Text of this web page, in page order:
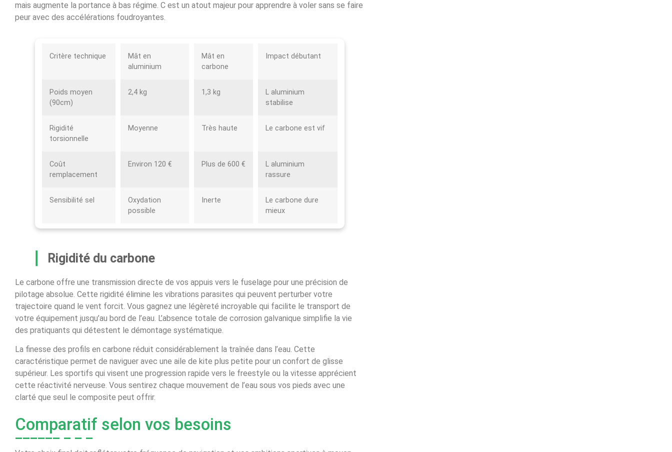
mais augmente la portance à bas régime. C est un atout majeur pour apprendre à voler sans se faire
peur avec des accélérations foudroyantes.
Critère technique
Mât en
aluminium
Mât en
carbone
Impact débutant
Poids moyen
(90cm)
2,4 kg 1,3 kg
L aluminium
stabilise
Rigidité
torsionnelle
Moyenne Très haute Le carbone est vif
Coût
remplacement
Environ 120 € Plus de 600 €
L aluminium
rassure
Sensibilité sel
Oxydation
possible
Inerte
Le carbone dure
mieux
Rigidité du carbone
Le carbone offre une transmission directe de vos appuis vers le fuselage pour une précision de
pilotage absolue. Cette rigidité élimine les vibrations parasites qui peuvent perturber votre
trajectoire quand le vent forcit. Vous gagnez une légèreté incroyable qui facilite le transport de
votre équipement jusqu’au bord de l’eau. L’absence totale de corrosion galvanique simplifie la vie
des pratiquants qui détestent le démontage systématique.
La finesse des profils en carbone réduit considérablement la traînée dans l’eau. Cette
caractéristique permet de naviguer avec une aile de kite plus petite pour un confort de glisse
supérieur. Les sportifs qui visent une progression rapide vers le freestyle ou la vitesse apprécient
cette réactivité nerveuse. Vous sentirez chaque mouvement de l’eau sous vos pieds avec une
clarté que seul le composite peut offrir.
Comparatif selon vos besoins